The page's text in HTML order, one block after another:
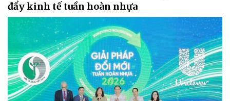
đẩy kinh tế tuần hoàn nhựa